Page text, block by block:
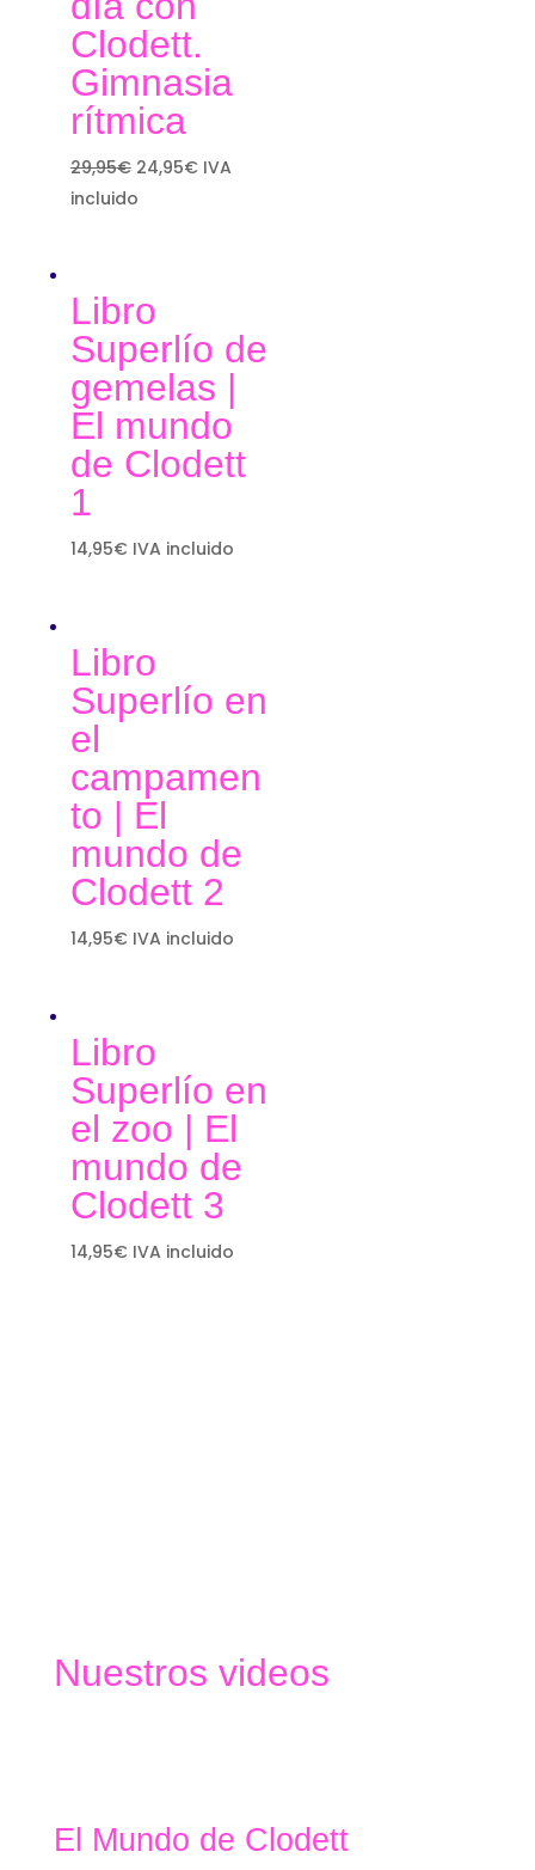
Clodett.
Gimnasia
rítmica
29,95€ El
precio
24,95€ElIVA
incluido
Libro
Superlío de
gemelas |
El mundo
de Clodett
1
14,95€ IVA incluido
Libro
Superlío en
el
campamen
to | El
mundo de
Clodett 2
14,95€ IVA incluido
Libro
Superlío en
el zoo | El
mundo de
Clodett 3
14,95€ IVA incluido
Nuestros videos
El Mundo de Clodett